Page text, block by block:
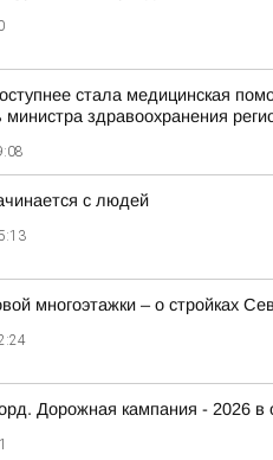
стала медицинская
министра здравоохранения
с людей
многоэтажки – о стройках
Дорожная кампания - 2026 в